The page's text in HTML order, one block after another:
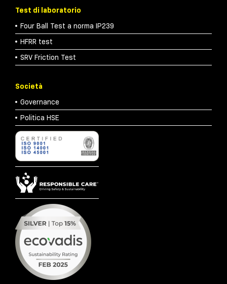
Test di laboratorio
Four Ball Test a norma IP239
HFRR test
SRV Friction Test
Società
Governance
Politica HSE